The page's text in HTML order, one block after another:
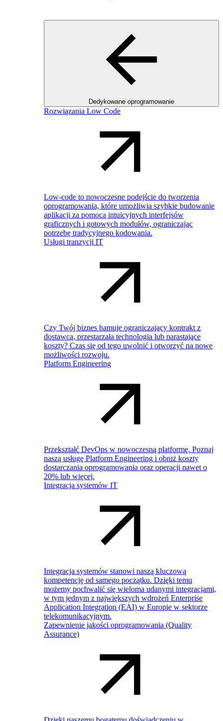
Dedykowane oprogramowanie
Rozwiązania Low Code
Low-code to nowoczesne podejście do tworzenia
oprogramowania, które umożliwia szybkie budowanie
aplikacji za pomocą intuicyjnych interfejsów
graficznych i gotowych modułów, ograniczając
potrzebę tradycyjnego kodowania.
Usługi tranzycji IT
Czy Twój biznes hamuje ograniczający kontrakt z
dostawcą, przestarzała technologia lub narastające
koszty? Czas się od tego uwolnić i otworzyć na nowe
możliwości rozwoju.
Platform Engineering
Przekształć DevOps w nowoczesną platformę. Poznaj
naszą usługę Platform Engineering i obniż koszty
dostarczania oprogramowania oraz operacji nawet o
20% lub więcej.
Integracja systemów IT
Integracja systemów stanowi naszą kluczową
kompetencję od samego początku. Dzięki temu
możemy pochwalić się wieloma udanymi integracjami,
w tym jednym z największych wdrożeń Enterprise
Application Integration (EAI) w Europie w sektorze
telekomunikacyjnym.
Zapewnienie jakości oprogramowania (Quality
Assurance)